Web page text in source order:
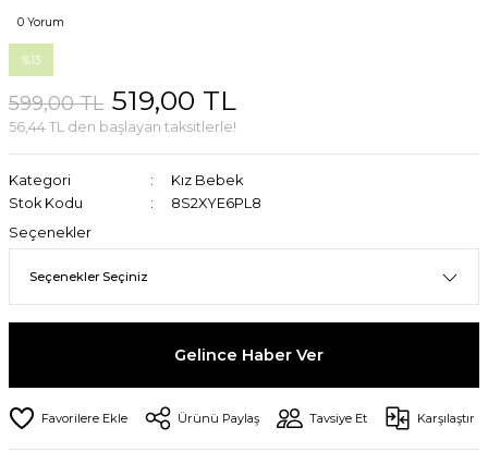
0 Yorum
%13
599,00 TL 519,00 TL
56,44 TL den başlayan taksitlerle!
Kategori
Kız Bebek
Stok Kodu
8S2XYE6PL8
Seçenekler
Gelince Haber Ver
Ürünü Paylaş Tavsiye Et Karşılaştır